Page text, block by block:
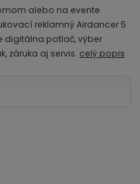
alebo na evente
reklamný Airdancer 5
digitálna potlač, výber
záruka aj servis. celý popis